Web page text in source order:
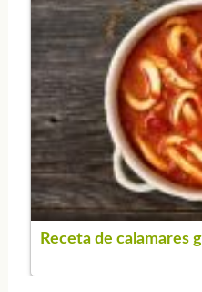
Receta de calamares